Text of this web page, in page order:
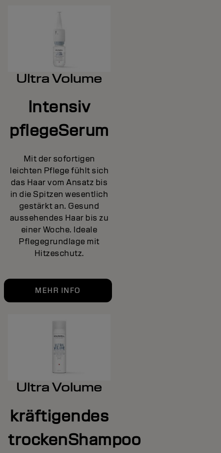
Ultra Volume
Intensiv
pflegeSerum
Mit der sofortigen
leichten Pflege fühlt sich
das Haar vom Ansatz bis
in die Spitzen wesentlich
gestärkt an. Gesund
aussehendes Haar bis zu
einer Woche. Ideale
Pflegegrundlage mit
Hitzeschutz.
MEHR INFO
Ultra Volume
kräftigendes
trockenShampoo